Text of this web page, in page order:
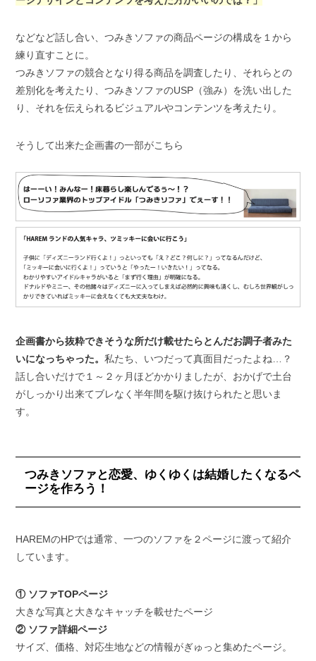
などなど話し合い、つみきソファの商品ページの構成を１から
練り直すことに。
つみきソファの競合となり得る商品を調査したり、それらとの
差別化を考えたり、つみきソファのUSP（強み）を洗い出した
り、それを伝えられるビジュアルやコンテンツを考えたり。
そうして出来た企画書の一部がこちら
企画書から抜粋できそうな所だけ載せたらとんだお調子者みた
いになっちゃった。私たち、いつだって真面目だったよね…？
話し合いだけで１～２ヶ月ほどかかりましたが、おかげで土台
がしっかり出来てブレなく半年間を駆け抜けられたと思いま
す。
つみきソファと恋愛、ゆくゆくは結婚したくなるペ
ージを作ろう！
HAREMのHPでは通常、一つのソファを２ページに渡って紹介
しています。
① ソファTOPページ
大きな写真と大きなキャッチを載せたページ
② ソファ詳細ページ
サイズ、価格、対応生地などの情報がぎゅっと集めたページ。